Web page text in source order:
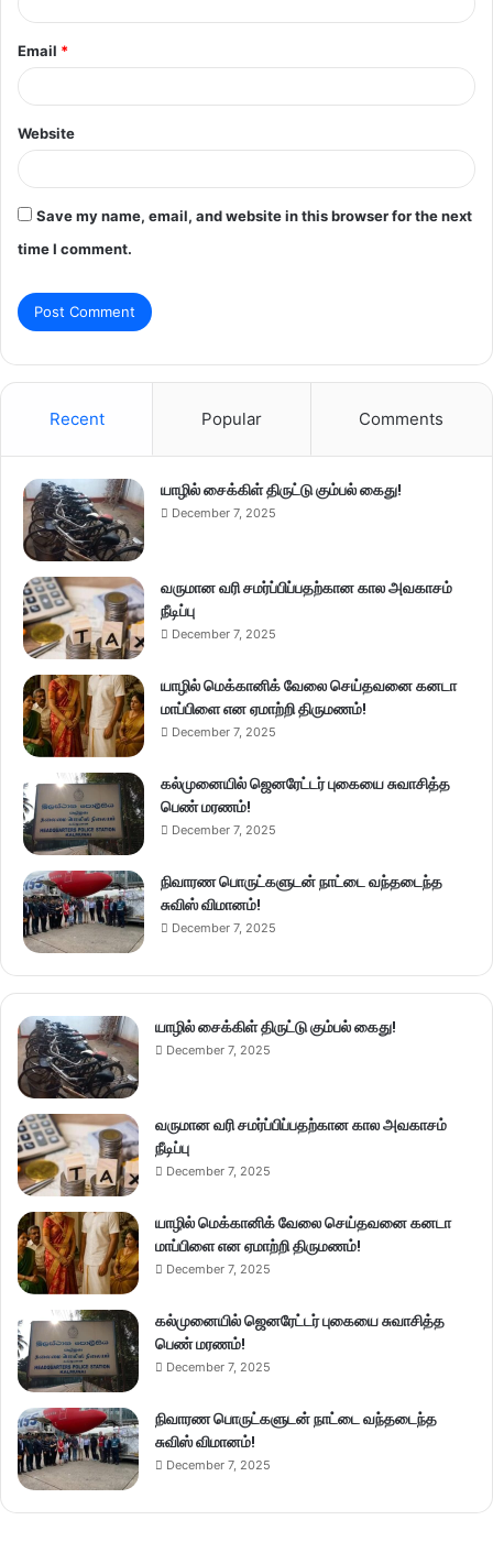
Email *
Website
Save my name, email, and website in this browser for the next
time I comment.
Recent Popular Comments
யாழில் சைக்கிள் திருட்டு கும்பல் கைது!
December 7, 2025
வருமான வரி சமர்ப்பிப்பதற்கான கால அவகாசம்
நீடிப்பு
December 7, 2025
யாழில் மெக்கானிக் வேலை செய்தவனை கனடா
மாப்பிளை என ஏமாற்றி திருமணம்!
December 7, 2025
கல்முனையில் ஜெனரேட்டர் புகையை சுவாசித்த
பெண் மரணம்!
December 7, 2025
நிவாரண பொருட்களுடன் நாட்டை வந்தடைந்த
சுவிஸ் விமானம்!
December 7, 2025
யாழில் சைக்கிள் திருட்டு கும்பல் கைது!
December 7, 2025
வருமான வரி சமர்ப்பிப்பதற்கான கால அவகாசம்
நீடிப்பு
December 7, 2025
யாழில் மெக்கானிக் வேலை செய்தவனை கனடா
மாப்பிளை என ஏமாற்றி திருமணம்!
December 7, 2025
கல்முனையில் ஜெனரேட்டர் புகையை சுவாசித்த
பெண் மரணம்!
December 7, 2025
நிவாரண பொருட்களுடன் நாட்டை வந்தடைந்த
சுவிஸ் விமானம்!
December 7, 2025